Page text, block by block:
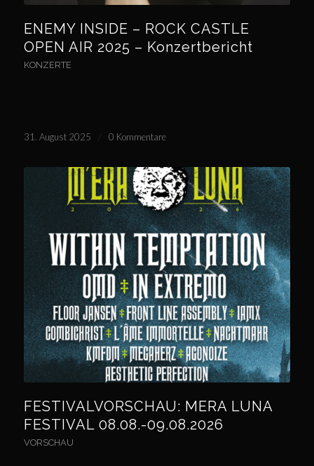
ENEMY INSIDE – ROCK CASTLE
OPEN AIR 2025 – Konzertbericht
KONZERTE
31. August 2025 0 Kommentare
FESTIVALVORSCHAU: MERA LUNA
FESTIVAL 08.08.-09.08.2026
VORSCHAU